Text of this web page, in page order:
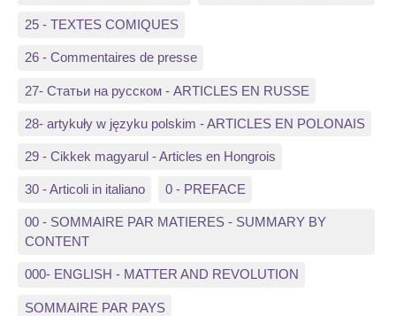
25 - TEXTES COMIQUES
26 - Commentaires de presse
27- Статьи на русском - ARTICLES EN RUSSE
28- artykuły w języku polskim - ARTICLES EN POLONAIS
29 - Cikkek magyarul - Articles en Hongrois
30 - Articoli in italiano 0 - PREFACE
00 - SOMMAIRE PAR MATIERES - SUMMARY BY
CONTENT
000- ENGLISH - MATTER AND REVOLUTION
SOMMAIRE PAR PAYS